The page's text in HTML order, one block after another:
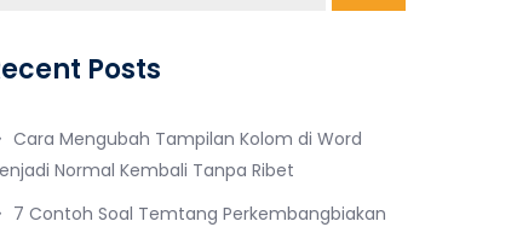
Posts
Cara Mengubah Tampilan Kolom di Word
Normal Kembali Tanpa Ribet
7 Contoh Soal Temtang Perkembangbiakan